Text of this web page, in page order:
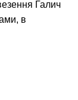
Галич
в